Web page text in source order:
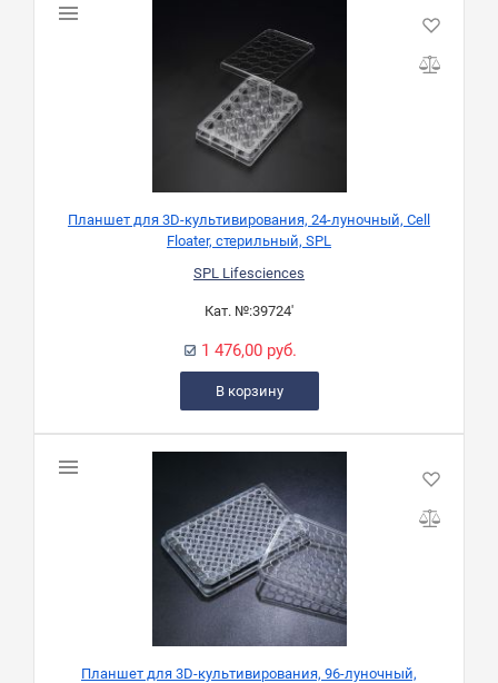
Планшет для 3D-культивирования, 24-луночный, Cell
Floater, стерильный, SPL
SPL Lifesciences
Кат. №:39724'
1 476,00 руб.
В корзину
Планшет для 3D-культивирования, 96-луночный,